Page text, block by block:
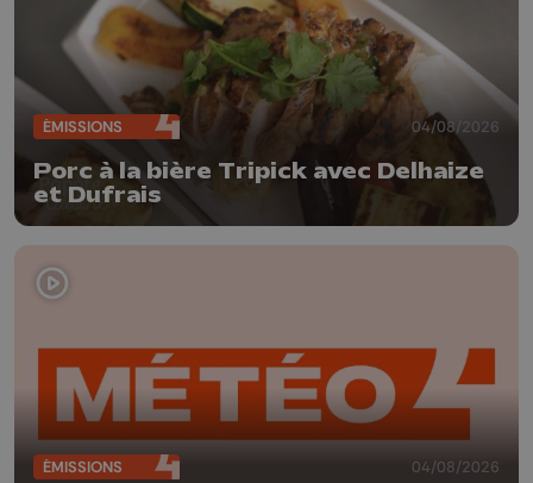
ÉMISSIONS 04/08/2026
Porc à la bière Tripick avec Delhaize
et Dufrais
ÉMISSIONS 04/08/2026